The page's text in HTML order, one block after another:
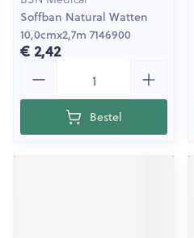
Soffban Natural Watten
10,0cmx2,7m 7146900
€ 2,42
Bestel